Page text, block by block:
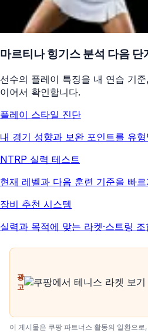
마르티나 힝기스 분석 다음 단
선수의 플레이 특징을 내 연습 기
이어서 확인합니다.
플레이 스타일 진단
내 경기 성향과 보완 포인트를 유
NTRP 실력 테스트
현재 레벨과 다음 훈련 기준을 빠르
장비 추천 시스템
실력과 목적에 맞는 라켓·스트링 조
광
고
이 게시물은 쿠팡 파트너스 활동의 일환으